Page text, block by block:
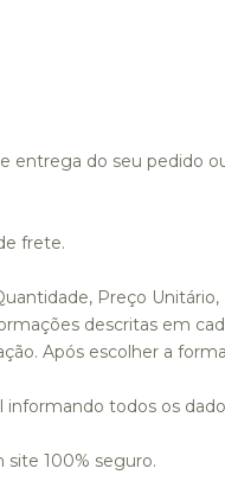
entrega do seu pedido
frete.
Preço
descritas em
Após escolher a
todos os
site 100% seguro.